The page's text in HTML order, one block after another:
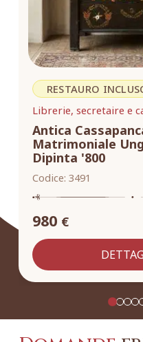
RESTAURO
Librerie, secretaire e
Antica
Matrimoniale
Dipinta '800
Codice: 3491
980 €